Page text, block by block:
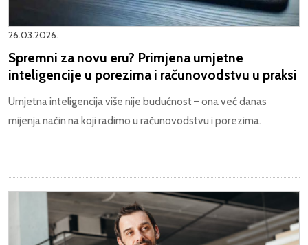
26.03.2026.
Spremni za novu eru? Primjena umjetne
inteligencije u porezima i računovodstvu u praksi
Umjetna inteligencija više nije budućnost – ona već danas
mijenja način na koji radimo u računovodstvu i porezima.